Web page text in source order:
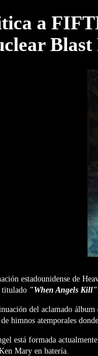
a
Blast
estadounidense de
titulado "When Angels Kill"
del aclamado álbum
himnos atemporales
está formada
Mary en batería.